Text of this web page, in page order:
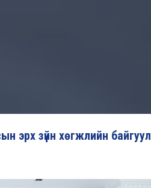
эрх зүйн хөгжлийн